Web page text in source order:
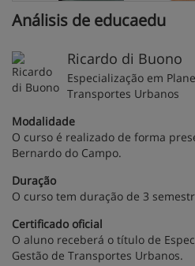
Análisis de educaedu
Ricardo di Buono
Especialização em
Transportes Urbanos
Modalidade
O curso é realizado de forma
Bernardo do Campo.
Duração
O curso tem duração de 3
Certificado oficial
O aluno receberá o título de
Gestão de Transportes Urbanos.